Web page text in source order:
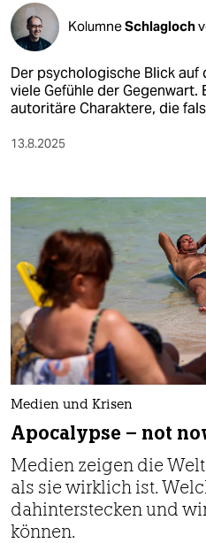
KolumneSchlagloch
Der psychologische Blick auf
viele Gefühle der Gegenwart.
autoritäre Charaktere, die
13.8.2025
Medien und Krisen
Apocalypse – not
Medien zeigen die
als sie wirklich ist.
dahinterstecken und
können.